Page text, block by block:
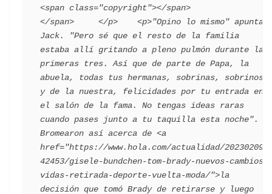
<span class="copyright"></span>
</span>     </p>    <p>"Opino lo mismo" apunta
Jack. "Pero sé que el resto de la familia
estaba allí gritando a pleno pulmón durante las
primeras tres. Así que de parte de Papa, la
abuela, todas tus hermanas, sobrinas, sobrinos
y de la nuestra, felicidades por tu entrada en
el salón de la fama. No tengas ideas raras
cuando pases junto a tu taquilla esta noche".
Bromearon así acerca de <a
href="https://www.hola.com/actualidad/202302093
42453/gisele-bundchen-tom-brady-nuevos-cambios-
vidas-retirada-deporte-vuelta-moda/">la
decisión que tomó Brady de retirarse y luego